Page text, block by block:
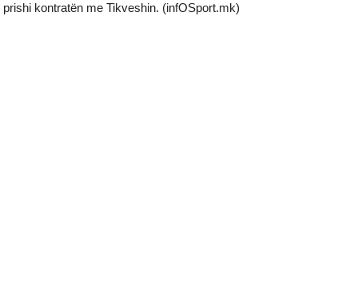
prishi kontratën me Tikveshin. (infOSport.mk)